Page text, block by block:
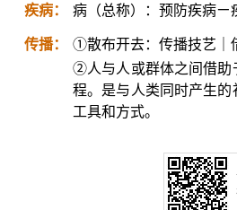
疾病： 病（总称）：预防疾病ㄧ
传播：
①散布开去：传播技艺｜
②人与人或群体之间借助
程。是与人类同时产生
工具和方式。